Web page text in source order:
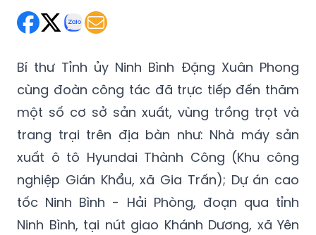
Bí thư Tỉnh ủy Ninh Bình Đặng Xuân Phong
cùng đoàn công tác đã trực tiếp đến thăm
một số cơ sở sản xuất, vùng trồng trọt và
trang trại trên địa bàn như: Nhà máy sản
xuất ô tô Hyundai Thành Công (Khu công
nghiệp Gián Khẩu, xã Gia Trấn); Dự án cao
tốc Ninh Bình - Hải Phòng, đoạn qua tỉnh
Ninh Bình, tại nút giao Khánh Dương, xã Yên